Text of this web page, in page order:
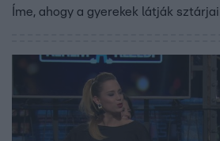
Íme, ahogy a gyerekek látják